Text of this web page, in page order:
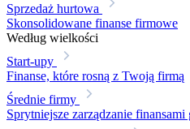
Sprzedaż hurtowa
Skonsolidowane finanse firmowe
Według wielkości
Start-upy
Finanse, które rosną z Twoją firmą
Średnie firmy
Sprytniejsze zarządzanie